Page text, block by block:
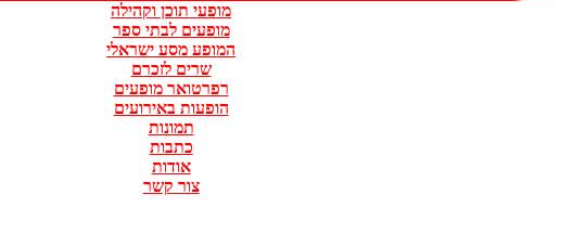
מופעי תוכן וקהילה
מופעים לבתי ספר
המופע מסע ישראלי
שרים לזכרם
רפרטואר מופעים
הופעות באירועים
תמונות
כתבות
אודות
צור קשר